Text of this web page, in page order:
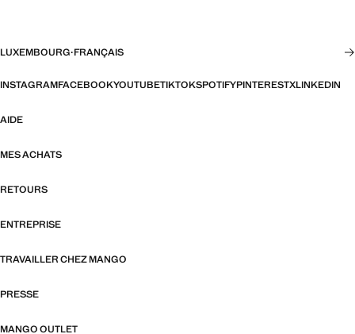
LUXEMBOURG·FRANÇAIS
INSTAGRAMFACEBOOKYOUTUBETIKTOKSPOTIFYPINTERESTXLINKEDIN
AIDE
MES ACHATS
RETOURS
ENTREPRISE
TRAVAILLER CHEZ MANGO
PRESSE
MANGO OUTLET